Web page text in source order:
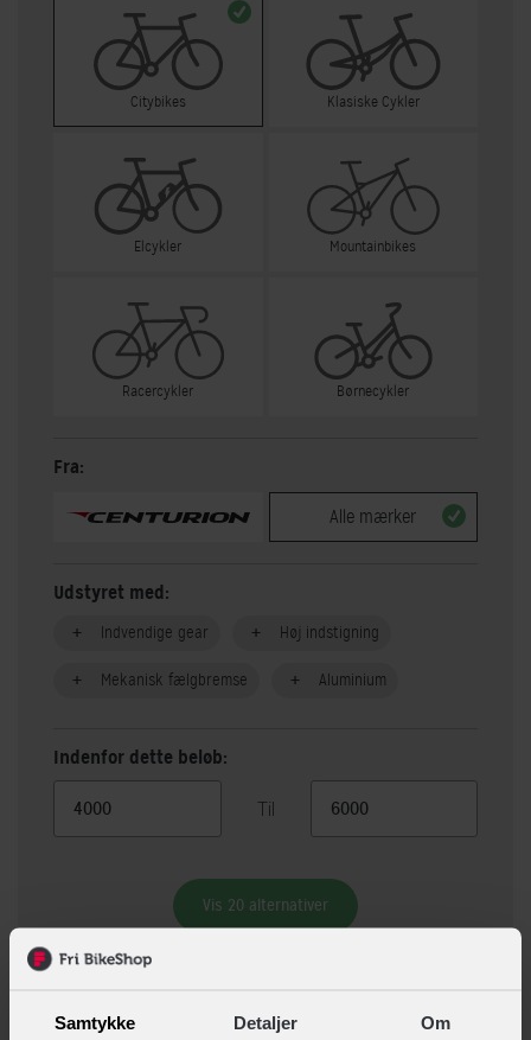
Samtykke Detaljer Om
Citybikes Klasiske Cykler
Elcykler Mountainbikes
Racercykler Børnecykler
Fra:
Alle mærker
Udstyret med:
Indvendige gear Høj indstigning
Mekanisk fælgbremse Aluminium
Indenfor dette beløb:
Til
Vis 20 alternativer